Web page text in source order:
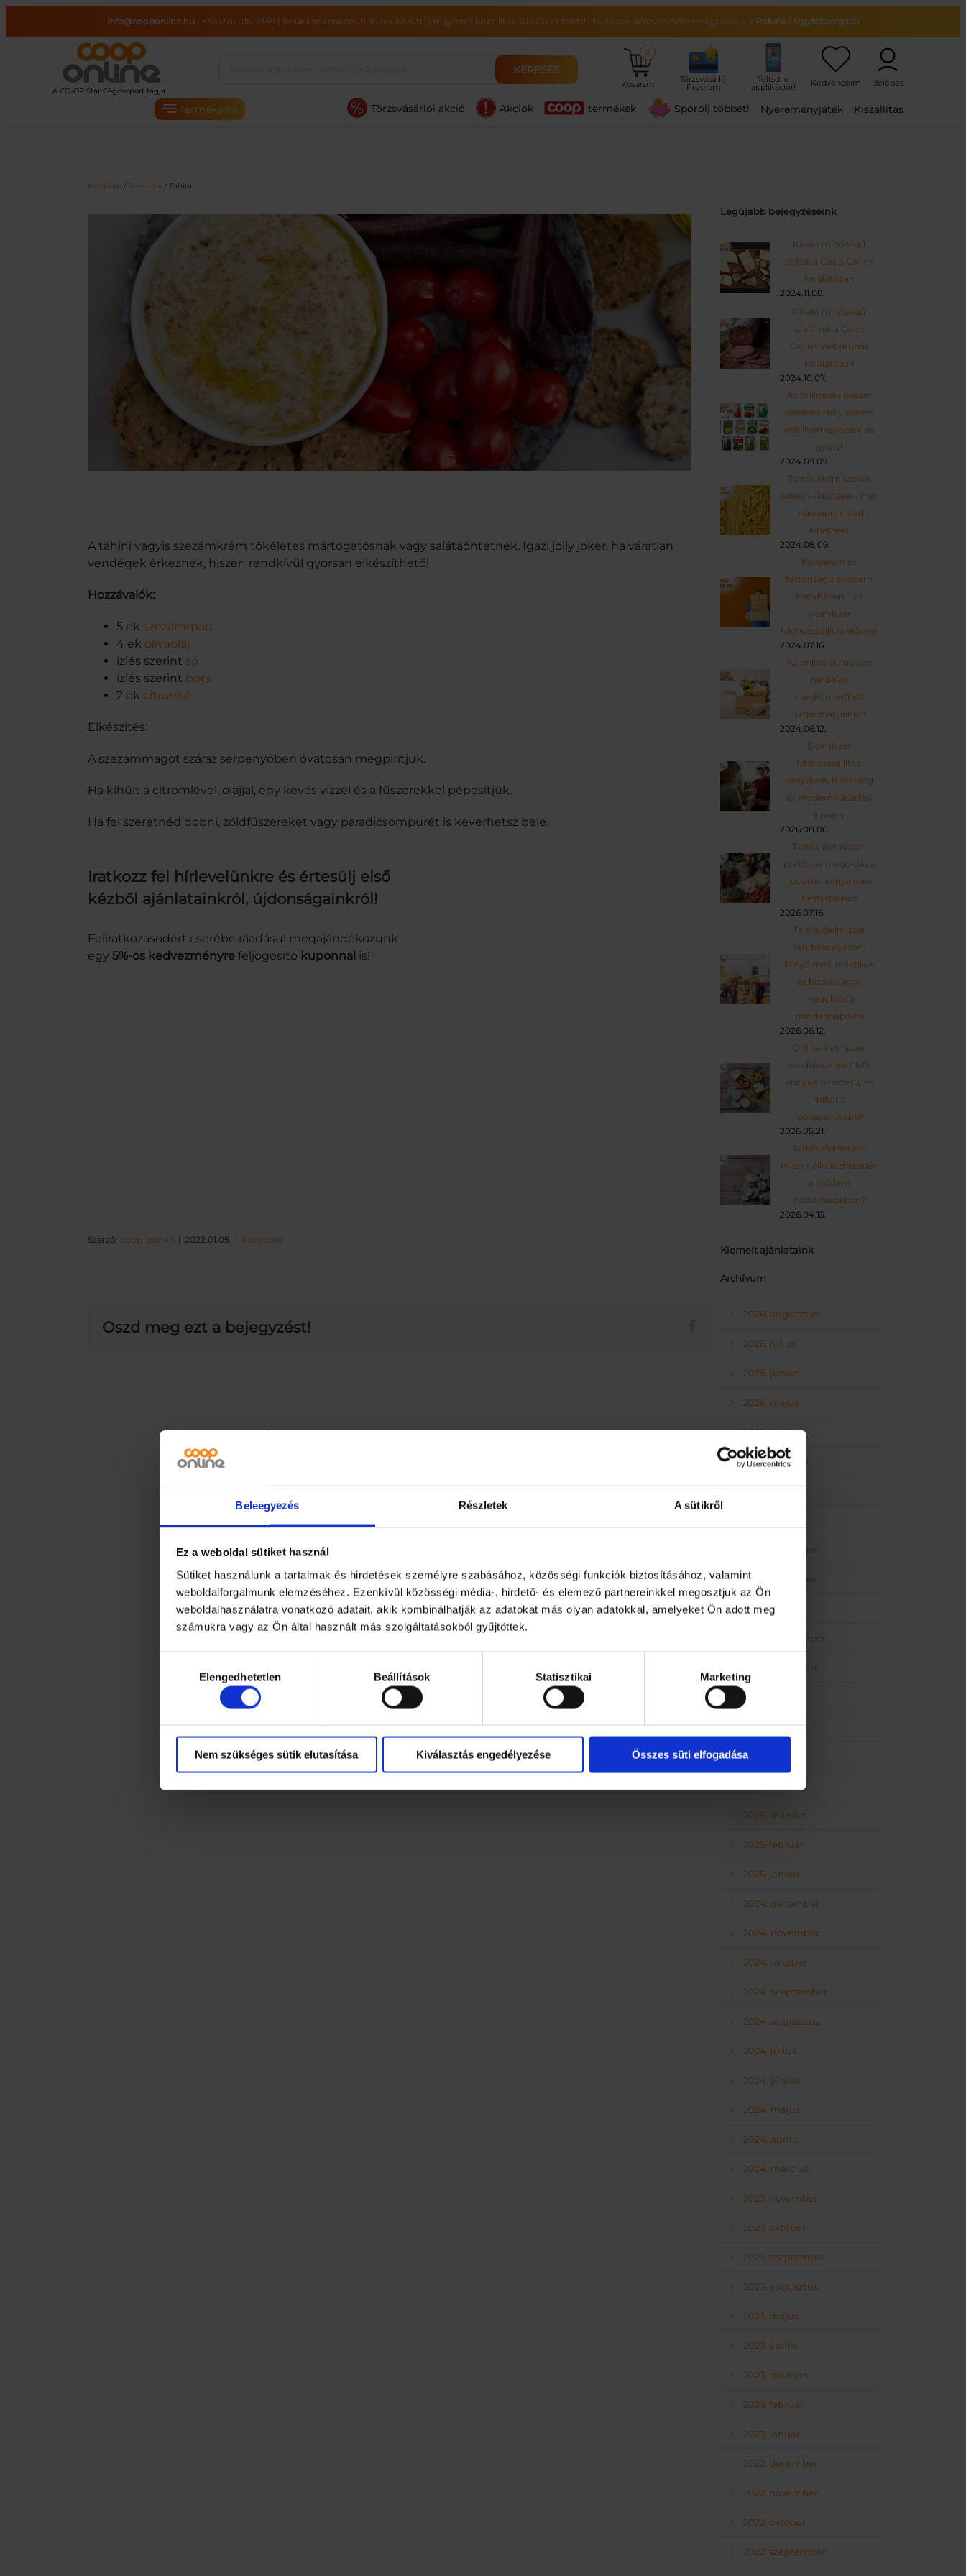
Beleegyezés Részletek A sütikről
Ez a weboldal sütiket használ
Sütiket használunk a tartalmak és hirdetések személyre szabásához, közösségi funkciók biztosításához, valamint
weboldalforgalmunk elemzéséhez. Ezenkívül közösségi média-, hirdető- és elemező partnereinkkel megosztjuk az Ön
weboldalhasználatra vonatkozó adatait, akik kombinálhatják az adatokat más olyan adatokkal, amelyeket Ön adott meg
számukra vagy az Ön által használt más szolgáltatásokból gyűjtöttek.
kiválasztásaElengedhetetlen Beállítások Statisztikai Marketing
Nem szükséges sütik elutasítása Kiválasztás engedélyezése Összes süti elfogadása
tartalomhoz
info@cooponline.hu | +36 (30) 016-2359| (munkanapokon 10-16 óra között) | Ingyenes kiszállítás 30.000 Ft felett! | 15 napos pénzvisszafizetési garancia! | Rólunk| Ügyfélszolgálat
KERESÉS
Kosaram
0
Termékeink Törzsvásárlói akció Akciók termékek Spórolj többet! Nyereményjáték Kiszállítás
Kezdőlap / Receptek / Tahini
A tahini vagyis szezámkrém tökéletes mártogatósnak vagy salátaöntetnek. Igazi jolly joker, ha váratlan
vendégek érkeznek, hiszen rendkívül gyorsan elkészíthető!
Hozzávalók:
5 ek szezámmag
4 ek olívaolaj
ízlés szerint só
ízlés szerint bors
2 ek citromlé
Elkészítés:
A szezámmagot száraz serpenyőben óvatosan megpirítjuk.
Ha kihűlt a citromlével, olajjal, egy kevés vízzel és a fűszerekkel pépesítjük.
Ha fel szeretnéd dobni, zöldfűszereket vagy paradicsompürét is keverhetsz bele.
Iratkozz fel hírlevelünkre és értesülj első
kézből ajánlatainkról, újdonságainkról!
Feliratkozásodért cserébe ráadásul megajándékozunk
egy 5%-os kedvezményre feljogosító kuponnal is!
Szerző: coop_admin 2022.01.05. Receptek
Oszd meg ezt a bejegyzést!
Legújabb bejegyzéseink
Kiváló minőségű
sajtok a Coop Online
kínálatában
2024.11.08.
Kiváló minőségű
szalámik a Coop
Online Webáruház
kínálatában
2024.10.07.
Az online élelmiszer
rendelés még sosem
volt ilyen egyszerű és
gyors!
2024.09.09.
Tartós élelmiszerek
széles választéka – már
másnapra nálad
lehetnek!
2024.08.09.
Kényelem és
biztonság a modern
konyhában – az
élelmiszer
házhozszállítás előnyei
2024.07.16.
Az online élelmiszer
rendelés
megkönnyítheti
hétköznapjainkat
2024.06.12.
Élelmiszer
házhozszállítás:
kényelem, frissesség
és modern vásárlási
élmény
2026.08.06.
Tartós élelmiszer:
praktikus megoldás a
tudatos, kényelmes
háztartáshoz
2026.07.16.
Tartós élelmiszer
rendelés nyáron:
kényelmes, praktikus
és biztonságos
megoldás a
mindennapokra
2026.06.12.
Online élelmiszer
rendelés: miért lett
ennyire népszerű, és
mikor a
leghasznosabb?
2026.05.21.
Tartós élelmiszer:
miért nélkülözhetetlen
a modern
háztartásokban?
2026.04.13.
Kiemelt ajánlataink
Archívum
2026. augusztus
2026. július
2026. június
2026. május
2026. április
2026. március
2025. december
2025. november
2025. október
2025. szeptember
2025. augusztus
2025. július
2025. június
2025. május
2025. március
2025. február
2025. január
2024. december
2024. november
2024. október
2024. szeptember
2024. augusztus
2024. július
2024. június
2024. május
2024. április
2024. március
2023. november
2023. október
2023. szeptember
2023. augusztus
2023. május
2023. április
2023. március
2023. február
2023. január
2022. december
2022. november
2022. október
2022. szeptember